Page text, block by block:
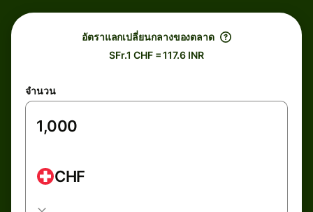
อัตราแลกเปลี่ยนกลางของตลาด
SFr.1 CHF = 117.6 INR
จำนวน
CHF